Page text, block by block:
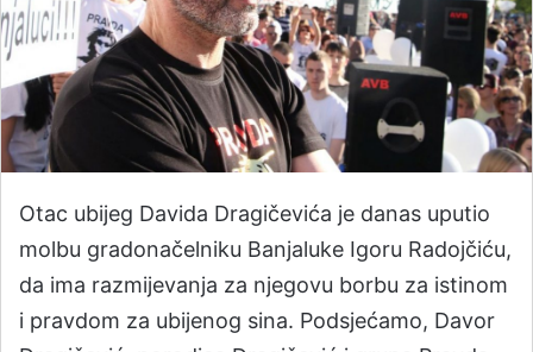
Otac ubijeg Davida Dragičevića je danas uputio
molbu gradonačelniku Banjaluke Igoru Radojčiću,
da ima razmijevanja za njegovu borbu za istinom
i pravdom za ubijenog sina. Podsjećamo, Davor